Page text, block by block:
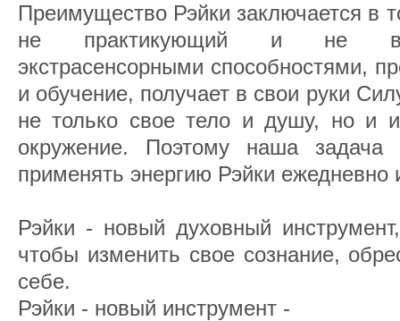
Преимущество Рэйки заключается в
не практикующий и не
экстрасенсорными способностями,
и обучение, получает в свои руки
не только свое тело и душу, но и
окружение. Поэтому наша
применять энергию Рэйки ежедневно
Рэйки - новый духовный
чтобы изменить свое сознание,
себе.
Рэйки - новый инструмент -